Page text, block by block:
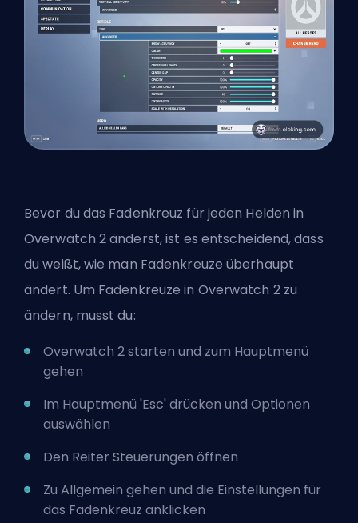
Bevor du das Fadenkreuz für jeden Helden in
Overwatch 2 änderst, ist es entscheidend, dass
du weißt, wie man Fadenkreuze überhaupt
ändert. Um Fadenkreuze in Overwatch 2 zu
ändern, musst du:
Overwatch 2 starten und zum Hauptmenü
gehen
Im Hauptmenü 'Esc' drücken und Optionen
auswählen
Den Reiter Steuerungen öffnen
Zu Allgemein gehen und die Einstellungen für
das Fadenkreuz anklicken